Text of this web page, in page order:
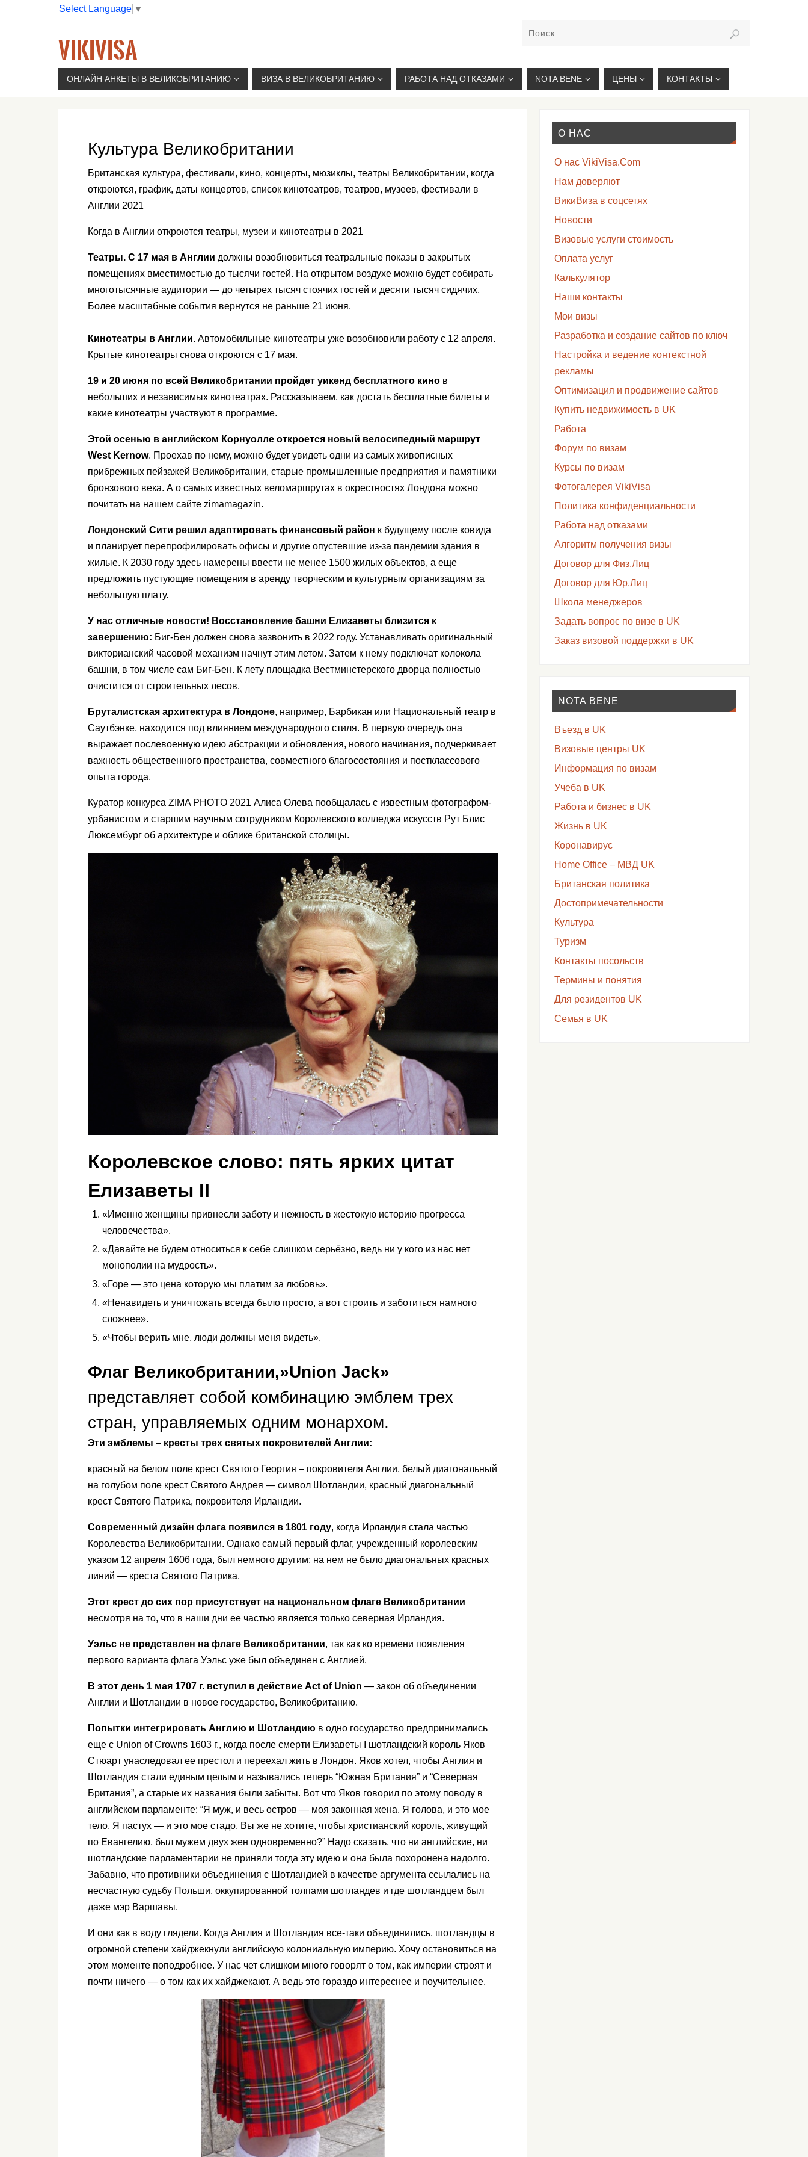
Select Language ▼
VIKIVISA
Г. МОСКВА, 2-Й СЫРОМЯТНИЧЕСКИЙ ПЕР., 11, М. КУРСКАЯ, +7(926)734-03-33, +7(926)274-03-33, VISA@VIKIVISA.RU
ОНЛАЙН АНКЕТЫ В ВЕЛИКОБРИТАНИЮ ВИЗА В ВЕЛИКОБРИТАНИЮ РАБОТА НАД ОТКАЗАМИ NOTA BENE ЦЕНЫ КОНТАКТЫ
Культура Великобритании
Британская культура, фестивали, кино, концерты, мюзиклы, театры Великобритании, когда
откроются, график, даты концертов, список кинотеатров, театров, музеев, фестивали в
Англии 2021
Когда в Англии откроются театры, музеи и кинотеатры в 2021
Театры. С 17 мая в Англии должны возобновиться театральные показы в закрытых
помещениях вместимостью до тысячи гостей. На открытом воздухе можно будет собирать
многотысячные аудитории — до четырех тысяч стоячих гостей и десяти тысяч сидячих.
Более масштабные события вернутся не раньше 21 июня.
Кинотеатры в Англии. Автомобильные кинотеатры уже возобновили работу с 12 апреля.
Крытые кинотеатры снова откроются с 17 мая.
19 и 20 июня по всей Великобритании пройдет уикенд бесплатного кино в
небольших и независимых кинотеатрах. Рассказываем, как достать бесплатные билеты и
какие кинотеатры участвуют в программе.
Этой осенью в английском Корнуолле откроется новый велосипедный маршрут
West Kernow. Проехав по нему, можно будет увидеть одни из самых живописных
прибрежных пейзажей Великобритании, старые промышленные предприятия и памятники
бронзового века. А о самых известных веломаршрутах в окрестностях Лондона можно
почитать на нашем сайте zimamagazin.
Лондонский Сити решил адаптировать финансовый район к будущему после ковида
и планирует перепрофилировать офисы и другие опустевшие из-за пандемии здания в
жилые. К 2030 году здесь намерены ввести не менее 1500 жилых объектов, а еще
предложить пустующие помещения в аренду творческим и культурным организациям за
небольшую плату.
У нас отличные новости! Восстановление башни Елизаветы близится к
завершению: Биг-Бен должен снова зазвонить в 2022 году. Устанавливать оригинальный
викторианский часовой механизм начнут этим летом. Затем к нему подключат колокола
башни, в том числе сам Биг-Бен. К лету площадка Вестминстерского дворца полностью
очистится от строительных лесов.
Бруталистская архитектура в Лондоне, например, Барбикан или Национальный театр в
Саутбэнке, находится под влиянием международного стиля. В первую очередь она
выражает послевоенную идею абстракции и обновления, нового начинания, подчеркивает
важность общественного пространства, совместного благосостояния и постклассового
опыта города.
Куратор конкурса ZIMA PHOTO 2021 Алиса Олева пообщалась с известным фотографом-
урбанистом и старшим научным сотрудником Королевского колледжа искусств Рут Блис
Люксембург об архитектуре и облике британской столицы.
Королевское слово: пять ярких цитат
Елизаветы II
«Именно женщины привнесли заботу и нежность в жестокую историю прогресса
человечества».
«Давайте не будем относиться к себе слишком серьёзно, ведь ни у кого из нас нет
монополии на мудрость».
«Горе — это цена которую мы платим за любовь».
«Ненавидеть и уничтожать всегда было просто, а вот строить и заботиться намного
сложнее».
«Чтобы верить мне, люди должны меня видеть».
Флаг Великобритании,»Union Jack»
представляет собой комбинацию эмблем трех
стран, управляемых одним монархом.
Эти эмблемы – кресты трех святых покровителей Англии:
красный на белом поле крест Святого Георгия – покровителя Англии, белый диагональный
на голубом поле крест Святого Андрея — символ Шотландии, красный диагональный
крест Святого Патрика, покровителя Ирландии.
Современный дизайн флага появился в 1801 году, когда Ирландия стала частью
Королевства Великобритании. Однако самый первый флаг, учрежденный королевским
указом 12 апреля 1606 года, был немного другим: на нем не было диагональных красных
линий — креста Святого Патрика.
Этот крест до сих пор присутствует на национальном флаге Великобритании
несмотря на то, что в наши дни ее частью является только северная Ирландия.
Уэльс не представлен на флаге Великобритании, так как ко времени появления
первого варианта флага Уэльс уже был объединен с Англией.
В этот день 1 мая 1707 г. вступил в действие Act of Union — закон об объединении
Англии и Шотландии в новое государство, Великобританию.
Попытки интегрировать Англию и Шотландию в одно государство предпринимались
еще с Union of Crowns 1603 г., когда после смерти Елизаветы I шотландский король Яков
Стюарт унаследовал ее престол и переехал жить в Лондон. Яков хотел, чтобы Англия и
Шотландия стали единым целым и назывались теперь “Южная Британия” и “Северная
Британия”, а старые их названия были забыты. Вот что Яков говорил по этому поводу в
английском парламенте: “Я муж, и весь остров — моя законная жена. Я голова, и это мое
тело. Я пастух — и это мое стадо. Вы же не хотите, чтобы христианский король, живущий
по Евангелию, был мужем двух жен одновременно?” Надо сказать, что ни английские, ни
шотландские парламентарии не приняли тогда эту идею и она была похоронена надолго.
Забавно, что противники объединения с Шотландией в качестве аргумента ссылались на
несчастную судьбу Польши, оккупированной толпами шотландев и где шотландцем был
даже мэр Варшавы.
И они как в воду глядели. Когда Англия и Шотландия все-таки объединились, шотландцы в
огромной степени хайджекнули английскую колониальную империю. Хочу остановиться на
этом моменте поподробнее. У нас чет слишком много говорят о том, как империи строят и
почти ничего — о том как их хайджекают. А ведь это гораздо интереснее и поучительнее.
О НАС
О нас VikiVisa.Com
Нам доверяют
ВикиВиза в соцсетях
Новости
Визовые услуги стоимость
Оплата услуг
Калькулятор
Наши контакты
Мои визы
Разработка и создание сайтов по ключ
Настройка и ведение контекстной
рекламы
Оптимизация и продвижение сайтов
Купить недвижимость в UK
Работа
Форум по визам
Курсы по визам
Фотогалерея VikiVisa
Политика конфиденциальности
Работа над отказами
Алгоритм получения визы
Договор для Физ.Лиц
Договор для Юр.Лиц
Школа менеджеров
Задать вопрос по визе в UK
Заказ визовой поддержки в UK
NOTA BENE
Въезд в UK
Визовые центры UK
Информация по визам
Учеба в UK
Работа и бизнес в UK
Жизнь в UK
Коронавирус
Home Office – МВД UK
Британская политика
Достопримечательности
Культура
Туризм
Контакты посольств
Термины и понятия
Для резидентов UK
Семья в UK